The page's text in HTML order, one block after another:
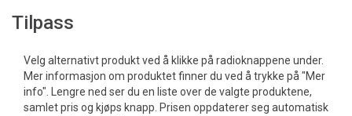
Tilpass
Velg alternativt produkt ved å klikke på radioknappene under.
Mer informasjon om produktet finner du ved å trykke på "Mer
info". Lengre ned ser du en liste over de valgte produktene,
samlet pris og kjøps knapp. Prisen oppdaterer seg automatisk